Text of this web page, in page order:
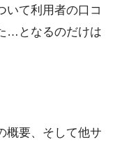
いて利用者の口コ
…となるのだけは
概要、そして他サ